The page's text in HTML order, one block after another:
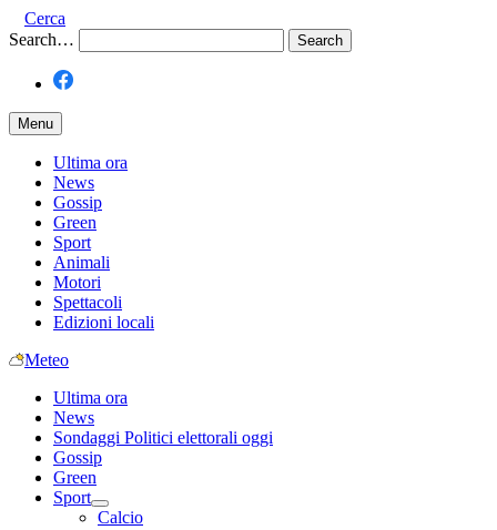
Cerca
Search…
Menu
Ultima ora
News
Gossip
Green
Sport
Animali
Motori
Spettacoli
Edizioni locali
Meteo
Ultima ora
News
Sondaggi Politici elettorali oggi
Gossip
Green
Sport
Calcio